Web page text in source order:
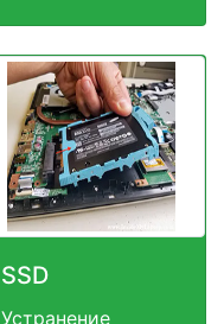
SSD
Устранение